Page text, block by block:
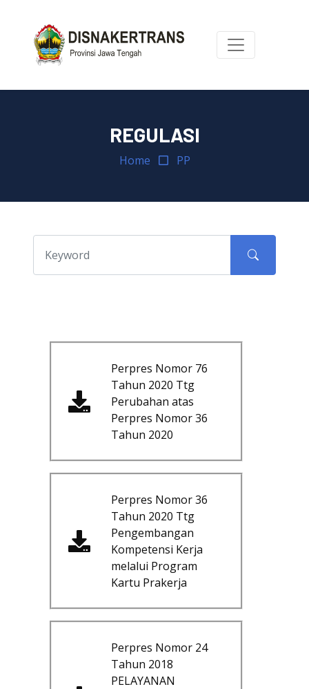
REGULASI
Home PP
Perpres Nomor 76
Tahun 2020 Ttg
Perubahan atas
Perpres Nomor 36
Tahun 2020
Perpres Nomor 36
Tahun 2020 Ttg
Pengembangan
Kompetensi Kerja
melalui Program
Kartu Prakerja
Perpres Nomor 24
Tahun 2018
PELAYANAN